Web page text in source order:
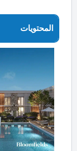
المحتويات